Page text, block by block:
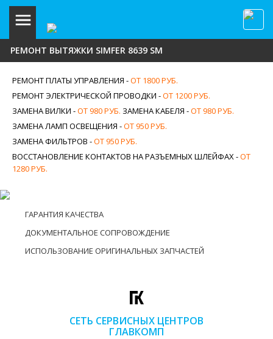
СЕТЬ СЕРВИСНЫХ ЦЕНТРОВ
ГЛАВКОМП
РЕМОНТ ВЫТЯЖКИ SIMFER 8639 SM
РЕМОНТ ПЛАТЫ УПРАВЛЕНИЯ -ОТ 1800 РУБ.
РЕМОНТ ЭЛЕКТРИЧЕСКОЙ ПРОВОДКИ -ОТ 1200 РУБ.
ЗАМЕНА ВИЛКИ -ОТ 980 РУБ. ЗАМЕНА КАБЕЛЯ -ОТ 980 РУБ.
ЗАМЕНА ЛАМП ОСВЕЩЕНИЯ -ОТ 950 РУБ.
ЗАМЕНА ФИЛЬТРОВ -ОТ 950 РУБ.
ВОССТАНОВЛЕНИЕ КОНТАКТОВ НА РАЗЪЕМНЫХ ШЛЕЙФАХ -ОТ
1280 РУБ.
ГАРАНТИЯ КАЧЕСТВА
ДОКУМЕНТАЛЬНОЕ СОПРОВОЖДЕНИЕ
ИСПОЛЬЗОВАНИЕ ОРИГИНАЛЬНЫХ ЗАПЧАСТЕЙ